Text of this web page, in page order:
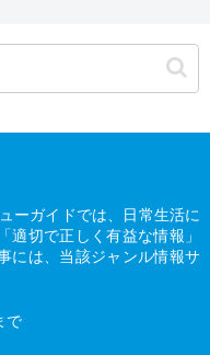
ーガイドでは、日常生活に
適切で正しく有益な情報」
には、当該ジャンル情報サ
で